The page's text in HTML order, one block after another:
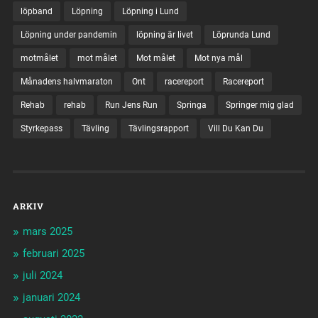
löpband Löpning Löpning i Lund
Löpning under pandemin löpning är livet Löprunda Lund
motmålet mot målet Mot målet Mot nya mål
Månadens halvmaraton Ont racereport Racereport
Rehab rehab Run Jens Run Springa Springer mig glad
Styrkepass Tävling Tävlingsrapport Vill Du Kan Du
ARKIV
mars 2025
februari 2025
juli 2024
januari 2024